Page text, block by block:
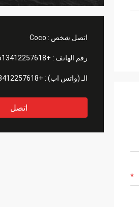
اتصل شخص : Coco
رقم الهاتف : +8613412257618
الـ (واتس اب) : +8613412257618
اتصل